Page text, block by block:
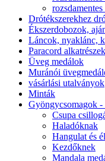
Drótékszerekhez
Ékszerdobozok,
Láncok, nyaklánc,
Paracord alkatrészek
Üveg medálok
Muránói
vásárlási utalványok
Minták
Gyöngycsomagok -
Csupa
Haladóknak
Hangulat és
Kezdőknek
Mandala